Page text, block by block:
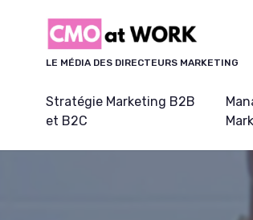
LE MÉDIA DES DIRECTEURS MARKETING
Stratégie Marketing B2B
et B2C